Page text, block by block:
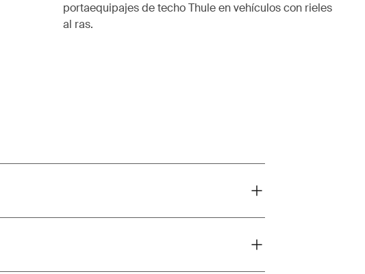
portaequipajes de techo Thule en vehículos con rieles
al ras.